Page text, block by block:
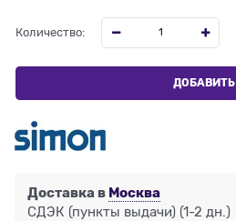
Количество:
ДОБАВИТЬ
Доставка в Москва
СДЭК (пункты выдачи) (1-2 дн.)